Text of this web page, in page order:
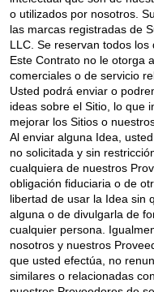
o utilizados por nosotros.
las marcas registradas de
LLC. Se reservan todos
Este Contrato no le otorga
comerciales o de servicio
Usted podrá enviar o
ideas sobre el Sitio, lo que
mejorar los Sitios o
Al enviar alguna Idea,
no solicitada y sin
cualquiera de nuestros
obligación fiduciaria o de
libertad de usar la Idea sin
alguna o de divulgarla de
cualquier persona.
nosotros y nuestros
que usted efectúa, no
similares o relacionadas